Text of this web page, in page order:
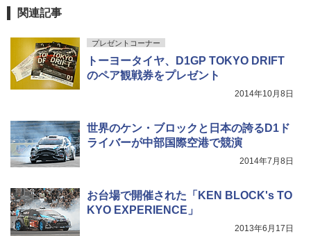
関連記事
プレゼントコーナー
トーヨータイヤ、D1GP TOKYO DRIFT
のペア観戦券をプレゼント
2014年10月8日
世界のケン・ブロックと日本の誇るD1ド
ライバーが中部国際空港で競演
2014年7月8日
お台場で開催された「KEN BLOCK's TO
KYO EXPERIENCE」
2013年6月17日